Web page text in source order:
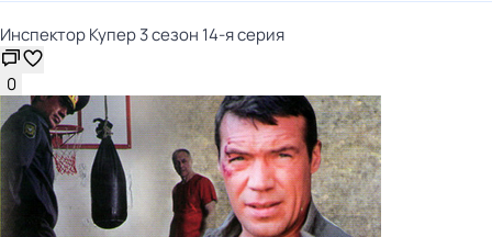
Инспектор Купер 3 сезон 14-я серия
0